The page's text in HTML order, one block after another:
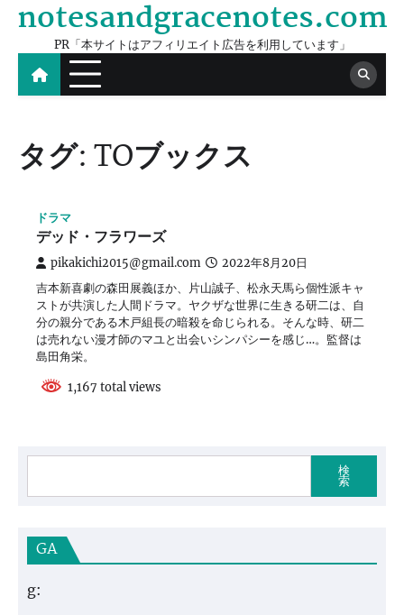
Skip
content
notesandgracenotes.com
PR「本サイトはアフィリエイト広告を利用しています」
タグ:TOブックス
ドラマ
デッド・フラワーズ
pikakichi2015@gmail.com 2022年8月20日
吉本新喜劇の森田展義ほか、片山誠子、松永天馬ら個性派キャ
ストが共演した人間ドラマ。ヤクザな世界に生きる研二は、自
分の親分である木戸組長の暗殺を命じられる。そんな時、研二
は売れない漫才師のマユと出会いシンパシーを感じ…。監督は
島田角栄。
1,167 total views
検
索
GA
g: